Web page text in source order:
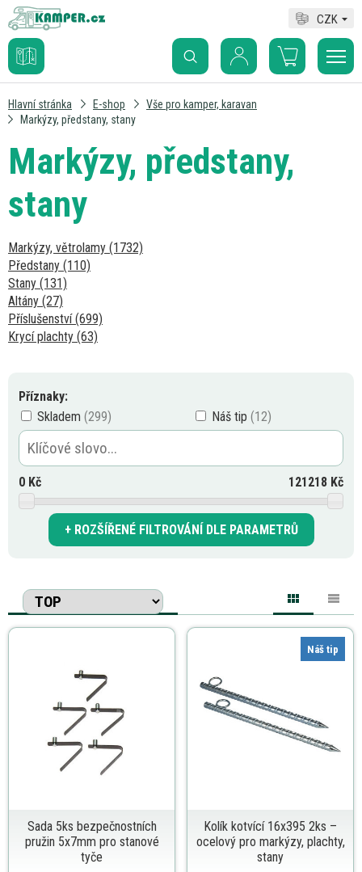
CZK
Hlavní stránka E-shop
Vše pro kamper, karavan
Markýzy, předstany, stany
Markýzy, předstany,
stany
Markýzy, větrolamy (1732)
Předstany (110)
Stany (131)
Altány (27)
Příslušenství (699)
Krycí plachty (63)
Příznaky:
Skladem
Náš tip
0 Kč 121218 Kč
ROZŠÍŘENÉ FILTROVÁNÍ DLE PARAMETRŮ
Sada 5ks bezpečnostních
pružin 5x7mm pro stanové
tyče
Náš tip
Kolík kotvící 16x395 2ks –
ocelový pro markýzy, plachty,
stany